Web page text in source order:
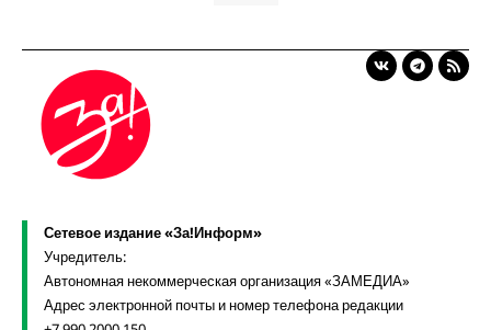
Сетевое издание «За!Информ»
Учредитель:
Автономная некоммерческая организация «ЗАМЕДИА»
Адрес электронной почты и номер телефона редакции